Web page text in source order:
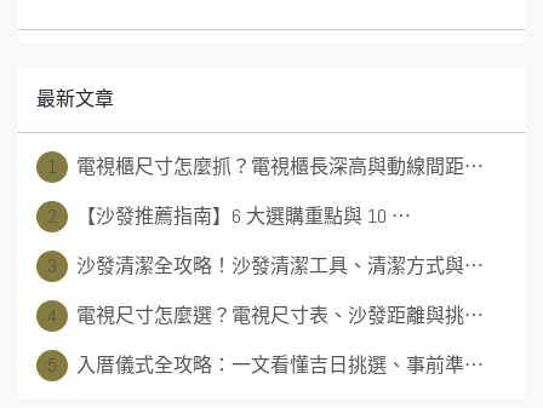
最新文章
1
電視櫃尺寸怎麼抓？電視櫃長深高與動線間距⋯
2
【沙發推薦指南】6 大選購重點與 10 ⋯
3
沙發清潔全攻略！沙發清潔工具、清潔方式與⋯
4
電視尺寸怎麼選？電視尺寸表、沙發距離與挑⋯
5
入厝儀式全攻略：一文看懂吉日挑選、事前準⋯